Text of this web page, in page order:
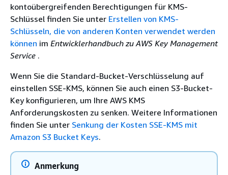
kontoübergreifenden Berechtigungen für KMS-
Schlüssel finden Sie unter Erstellen von KMS-
Schlüsseln, die von anderen Konten verwendet werden
können im Entwicklerhandbuch zu AWS Key Management
Service .
Wenn Sie die Standard-Bucket-Verschlüsselung auf
einstellen SSE-KMS, können Sie auch einen S3-Bucket-
Key konfigurieren, um Ihre AWS KMS
Anforderungskosten zu senken. Weitere Informationen
finden Sie unter Senkung der Kosten SSE-KMS mit
Amazon S3 Bucket Keys.
Anmerkung